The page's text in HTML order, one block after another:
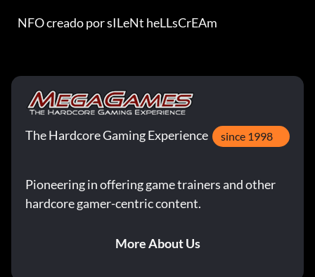
   NFO creado por sILeNt heLLsCrEAm
The Hardcore Gaming Experience since 1998
Pioneering in offering game trainers and other
hardcore gamer-centric content.
More About Us